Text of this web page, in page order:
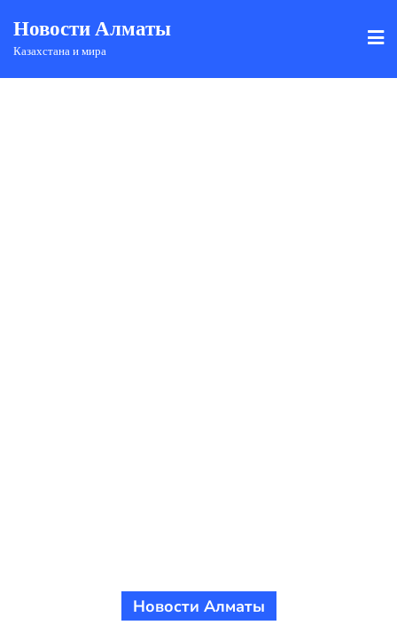
Новости Алматы
Казахстана и мира
Новости Алматы